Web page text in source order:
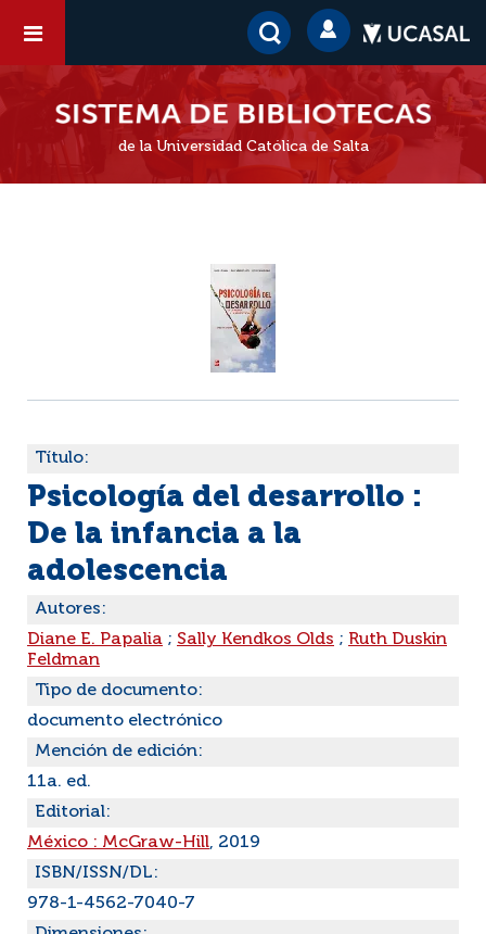
de la Universidad Católica de Salta
Título:
Psicología del desarrollo :
De la infancia a la
adolescencia
Autores:
Diane E. Papalia ; Sally Kendkos Olds ; Ruth Duskin
Feldman
Tipo de documento:
documento electrónico
Mención de edición:
11a. ed.
Editorial:
México : McGraw-Hill, 2019
ISBN/ISSN/DL:
978-1-4562-7040-7